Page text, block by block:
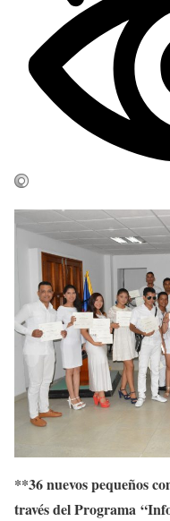
**36 nuevos pequeños
través del Programa